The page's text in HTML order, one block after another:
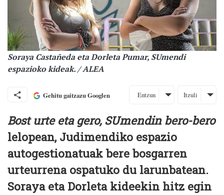
Soraya Castañeda eta Dorleta Pumar, SUmendi
espazioko kideak. / ALEA
Gehitu gaitzazu Googlen Entzun Itzuli
Bost urte eta gero, SUmendin bero-bero
lelopean, Judimendiko espazio
autogestionatuak bere bosgarren
urteurrena ospatuko du larunbatean.
Soraya eta Dorleta kideekin hitz egin